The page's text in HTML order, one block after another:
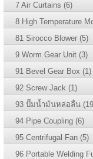
7 Air Curtains (6)
8 High Temperature
81 Sirocco Blower (5)
9 Worm Gear Unit (3)
91 Bevel Gear Box (1)
92 Screw Jack (1)
93 ปั๊มน้ำม้นหล่อลื่น
94 Pipe Coupling (6)
95 Centrifugal Fan (5)
96 Portable Welding